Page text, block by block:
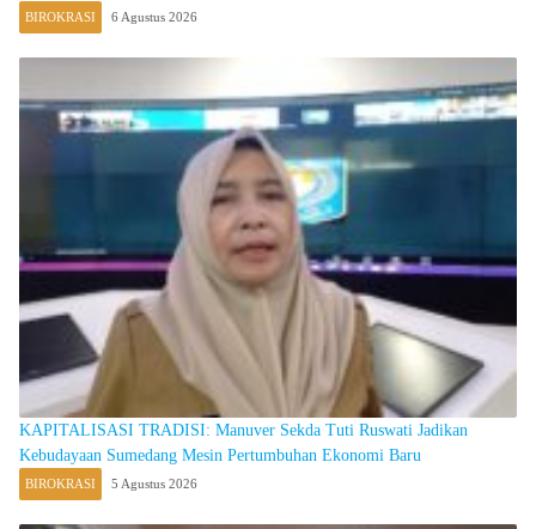
BIROKRASI 6 Agustus 2026
KAPITALISASI TRADISI: Manuver Sekda Tuti Ruswati Jadikan
Kebudayaan Sumedang Mesin Pertumbuhan Ekonomi Baru
BIROKRASI 5 Agustus 2026